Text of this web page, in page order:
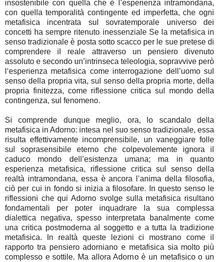
insostenibile con quella che è l’esperienza intramondana,
con quella temporalità contingente ed imperfetta, che ogni
metafisica incentrata sul sovratemporale universo dei
concetti ha sempre ritenuto inessenziale Se la metafisica in
senso tradizionale è posta sotto scacco per le sue pretese di
comprendere il reale attraverso un pensiero divenuto
assoluto e secondo un’intrinseca teleologia, sopravvive però
l‘esperienza metafisica come interrogazione dell’uomo sul
senso della propria vita, sul senso della propria morte, della
propria finitezza, come riflessione critica sul mondo della
contingenza, sul fenomeno.
Si comprende dunque meglio, ora, lo scandalo della
metafisica in Adorno: intesa nel suo senso tradizionale, essa
risulta effettivamente incomprensibile, un vaneggiare folle
sul soprasensibile eterno che colpevolemente ignora il
caduco mondo dell’esistenza umana; ma in quanto
esperienza metafisica, riflessione critica sul senso della
realtà intramondana, essa è ancora l’anima della filosofia,
ciò per cui in fondo si inizia a filosofare. In questo senso le
riflessioni che qui Adorno svolge sulla metafisica risultano
fondamentali per poter inquadrare la sua complessa
dialettica negativa, spesso interpretata banalmente come
una critica postmoderna al soggetto e a tutta la tradizione
metafisica. In realtà queste lezioni ci mostrano come il
rapporto tra pensiero adorniano e metafisica sia molto più
complesso e sottile. Ma allora Adorno è un metafisico o un